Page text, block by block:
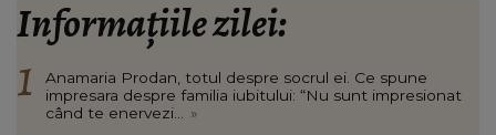
Informațiile zilei:
Anamaria Prodan, totul despre socrul ei. Ce spune
impresara despre familia iubitului: “Nu sunt impresionat
când te enervezi...
»